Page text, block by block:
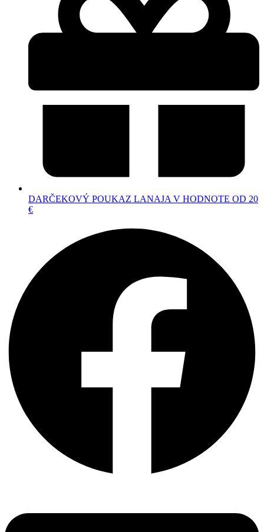
DARČEKOVÝ POUKAZ LANAJA V HODNOTE OD 20
€